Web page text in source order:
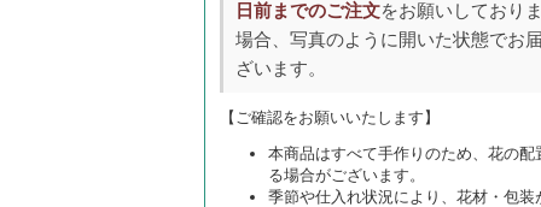
日前までのご注文をお願いしており
場合、写真のように開いた状態でお
ざいます。
【ご確認をお願いいたします】
本商品はすべて手作りのため、花の
る場合がございます。
季節や仕入れ状況により、花材・包